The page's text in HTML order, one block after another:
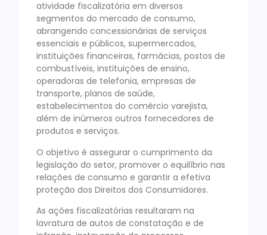
atividade fiscalizatória em diversos
segmentos do mercado de consumo,
abrangendo concessionárias de serviços
essenciais e públicos, supermercados,
instituições financeiras, farmácias, postos de
combustíveis, instituições de ensino,
operadoras de telefonia, empresas de
transporte, planos de saúde,
estabelecimentos do comércio varejista,
além de inúmeros outros fornecedores de
produtos e serviços.
O objetivo é assegurar o cumprimento da
legislação do setor, promover o equilíbrio nas
relações de consumo e garantir a efetiva
proteção dos Direitos dos Consumidores.
As ações fiscalizatórias resultaram na
lavratura de autos de constatação e de